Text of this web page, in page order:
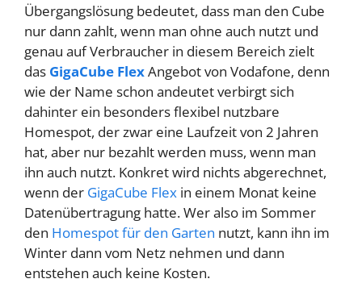
Übergangslösung bedeutet, dass man den Cube
nur dann zahlt, wenn man ohne auch nutzt und
genau auf Verbraucher in diesem Bereich zielt
das GigaCube FlexAngebot von Vodafone, denn
wie der Name schon andeutet verbirgt sich
dahinter ein besonders flexibel nutzbare
Homespot, der zwar eine Laufzeit von 2 Jahren
hat, aber nur bezahlt werden muss, wenn man
ihn auch nutzt. Konkret wird nichts abgerechnet,
wenn der GigaCube Flex in einem Monat keine
Datenübertragung hatte. Wer also im Sommer
den Homespot für den Garten nutzt, kann ihn im
Winter dann vom Netz nehmen und dann
entstehen auch keine Kosten.